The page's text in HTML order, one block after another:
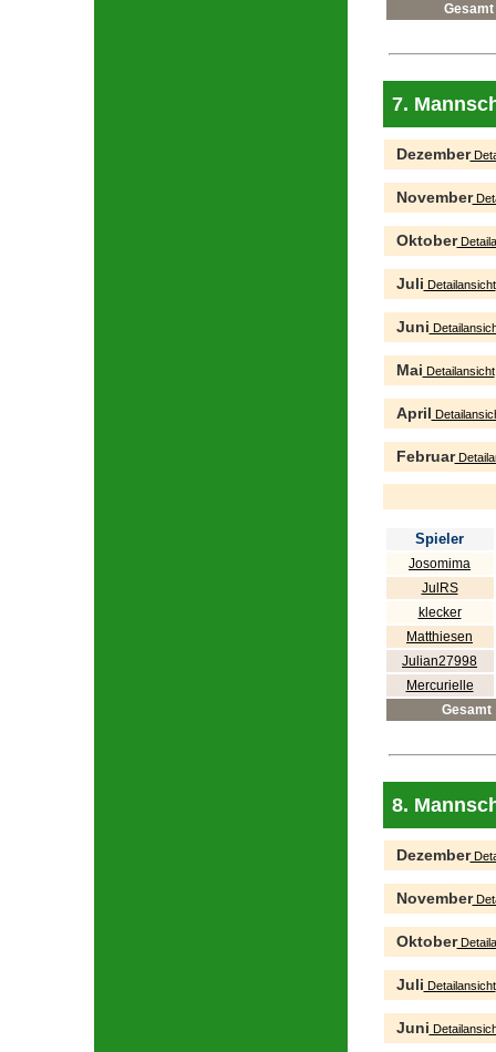
Gesamt
7.
Dezember
November
Oktober
Juli Detailansicht
Juni
Mai Detailansicht
April
Februar
Spieler
Josomima
JulRS
klecker
Matthiesen
Julian27998
Mercurielle
Gesamt
8.
Dezember
November
Oktober
Juli Detailansicht
Juni